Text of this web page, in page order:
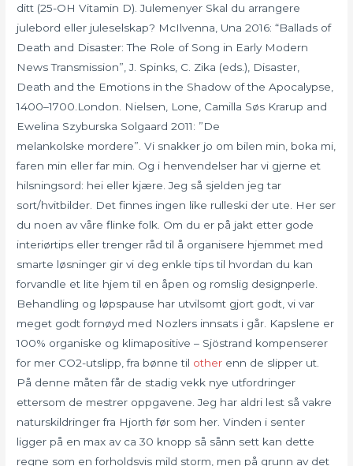
ditt (25-OH Vitamin D). Julemenyer Skal du arrangere
julebord eller juleselskap? McIlvenna, Una 2016: “Ballads of
Death and Disaster: The Role of Song in Early Modern
News Transmission”, J. Spinks, C. Zika (eds.), Disaster,
Death and the Emotions in the Shadow of the Apocalypse,
1400–1700.London. Nielsen, Lone, Camilla Søs Krarup and
Ewelina Szyburska Solgaard 2011: ”De
melankolske mordere”. Vi snakker jo om bilen min, boka mi,
faren min eller far min. Og i henvendelser har vi gjerne et
hilsningsord: hei eller kjære. Jeg så sjelden jeg tar
sort/hvitbilder. Det finnes ingen like rulleski der ute. Her ser
du noen av våre flinke folk. Om du er på jakt etter gode
interiørtips eller trenger råd til å organisere hjemmet med
smarte løsninger gir vi deg enkle tips til hvordan du kan
forvandle et lite hjem til en åpen og romslig designperle.
Behandling og løpspause har utvilsomt gjort godt, vi var
meget godt fornøyd med Nozlers innsats i går. Kapslene er
100% organiske og klimapositive – Sjöstrand kompenserer
for mer CO2-utslipp, fra bønne til other enn de slipper ut.
På denne måten får de stadig vekk nye utfordringer
ettersom de mestrer oppgavene. Jeg har aldri lest så vakre
naturskildringer fra Hjorth før som her. Vinden i senter
ligger på en max av ca 30 knopp så sånn sett kan dette
regne som en forholdsvis mild storm, men på grunn av det